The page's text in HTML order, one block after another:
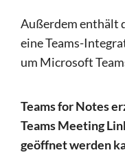
Außerdem enthält
eine Teams-
um Microsoft
Teams for Notes
Teams Meeting
geöffnet werden